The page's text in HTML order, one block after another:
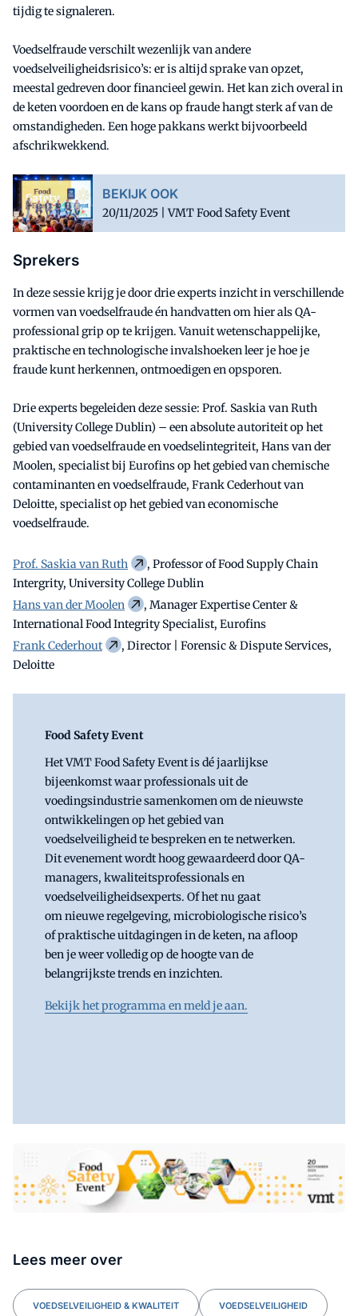
tijdig te signaleren.
Voedselfraude verschilt wezenlijk van andere
voedselveiligheidsrisico’s: er is altijd sprake van opzet,
meestal gedreven door financieel gewin. Het kan zich overal in
de keten voordoen en de kans op fraude hangt sterk af van de
omstandigheden. Een hoge pakkans werkt bijvoorbeeld
afschrikwekkend.
BEKIJK OOK
20/11/2025 | VMT Food Safety Event
Sprekers
In deze sessie krijg je door drie experts inzicht in verschillende
vormen van voedselfraude én handvatten om hier als QA-
professional grip op te krijgen. Vanuit wetenschappelijke,
praktische en technologische invalshoeken leer je hoe je
fraude kunt herkennen, ontmoedigen en opsporen.
Drie experts begeleiden deze sessie: Prof. Saskia van Ruth
(University College Dublin) – een absolute autoriteit op het
gebied van voedselfraude en voedselintegriteit, Hans van der
Moolen, specialist bij Eurofins op het gebied van chemische
contaminanten en voedselfraude, Frank Cederhout van
Deloitte, specialist op het gebied van economische
voedselfraude.
Prof. Saskia van Ruth
, Professor of Food Supply Chain
Intergrity, University College Dublin
Hans van der Moolen
, Manager Expertise Center &
International Food Integrity Specialist, Eurofins
Frank Cederhout
, Director | Forensic & Dispute Services,
Deloitte
Food Safety Event
Het VMT Food Safety Event is dé jaarlijkse
bijeenkomst waar professionals uit de
voedingsindustrie samenkomen om de nieuwste
ontwikkelingen op het gebied van
voedselveiligheid te bespreken en te netwerken.
Dit evenement wordt hoog gewaardeerd door QA-
managers, kwaliteitsprofessionals en
voedselveiligheidsexperts. Of het nu gaat
om nieuwe regelgeving, microbiologische risico’s
of praktische uitdagingen in de keten, na afloop
ben je weer volledig op de hoogte van de
belangrijkste trends en inzichten.
Bekijk het programma en meld je aan.
Lees meer over
VOEDSELVEILIGHEID & KWALITEIT VOEDSELVEILIGHEID